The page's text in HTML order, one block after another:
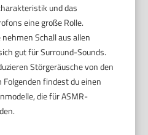
und das
eine große Rolle.
Schall aus allen
gut für Surround-Sounds.
Störgeräusche von den
findest du einen
die für ASMR-